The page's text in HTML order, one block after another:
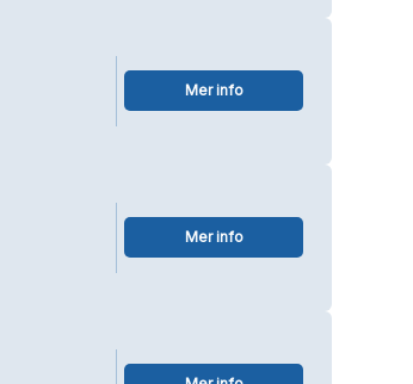
Mer info
Mer info